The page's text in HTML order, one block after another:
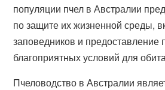
популяции пчел в Австралии
по защите их жизненной среды,
заповедников и предоставление
благоприятных условий для
Пчеловодство в Австралии